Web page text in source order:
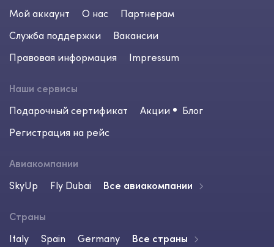
Мой аккаунт
О нас
Партнерам
Служба поддержки
Вакансии
Правовая информация
Impressum
Наши сервисы
Подарочный сертификат
Акции
Блог
Регистрация на рейс
Авиакомпании
SkyUp
Fly Dubai Все авиакомпании
Страны
Italy
Spain Germany Все страны